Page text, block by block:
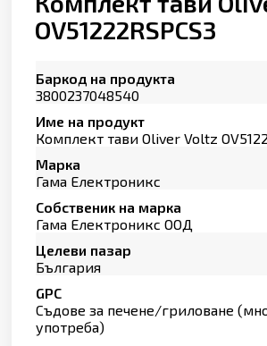
OV51222RSPCS3
Баркод на продукта
3800237048540
Име на продукт
Комплект тави Oliver Voltz
Марка
Гама Електроникс
Собственик на марка
Гама Електроникс ООД
Целеви пазар
България
GPC
Съдове за печене/гриловане
употреба)